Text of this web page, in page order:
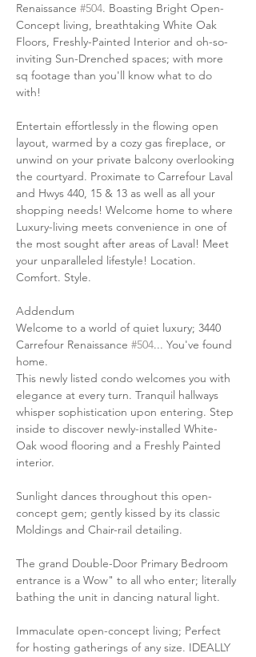
Renaissance #504. Boasting Bright Open-
Concept living, breathtaking White Oak
Floors, Freshly-Painted Interior and oh-so-
inviting Sun-Drenched spaces; with more
sq footage than you'll know what to do
with!
Entertain effortlessly in the flowing open
layout, warmed by a cozy gas fireplace, or
unwind on your private balcony overlooking
the courtyard. Proximate to Carrefour Laval
and Hwys 440, 15 & 13 as well as all your
shopping needs! Welcome home to where
Luxury-living meets convenience in one of
the most sought after areas of Laval! Meet
your unparalleled lifestyle! Location.
Comfort. Style.
Addendum
Welcome to a world of quiet luxury; 3440
Carrefour Renaissance #504... You've found
home.
This newly listed condo welcomes you with
elegance at every turn. Tranquil hallways
whisper sophistication upon entering. Step
inside to discover newly-installed White-
Oak wood flooring and a Freshly Painted
interior.
Sunlight dances throughout this open-
concept gem; gently kissed by its classic
Moldings and Chair-rail detailing.
The grand Double-Door Primary Bedroom
entrance is a Wow" to all who enter; literally
bathing the unit in dancing natural light.
Immaculate open-concept living; Perfect
for hosting gatherings of any size. IDEALLY